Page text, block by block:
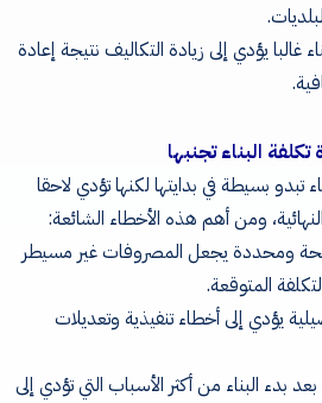
غالبا يؤدي إلى زيادة التكاليف نتيجة إعادة
البناء تجنبها
تبدو بسيطة في بدايتها لكنها تؤدي لاحقا
النهائية، ومن أهم هذه الأخطاء الشائعة:
ومحددة يجعل المصروفات غير مسيطر
المتوقعة.
يؤدي إلى أخطاء تنفيذية وتعديلات
بدء البناء من أكثر الأسباب التي تؤدي إلى